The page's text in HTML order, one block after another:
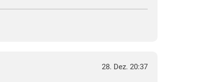
28. Dez. 20:37